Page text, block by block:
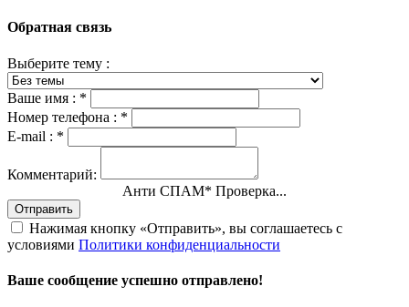
Обратная связь
Выберите тему :
Ваше имя : *
Номер телефона : *
E-mail : *
Комментарий:
Анти СПАМ* Проверка...
Отправить
Нажимая кнопку «Отправить», вы соглашаетесь с
условиями Политики конфиденциальности
Ваше сообщение успешно отправлено!